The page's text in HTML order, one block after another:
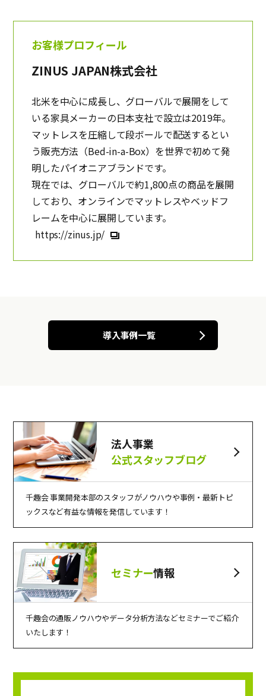
お客様プロフィール
ZINUS JAPAN株式会社
北米を中心に成長し、グローバルで展開をして
いる家具メーカーの日本支社で設立は2019年。
マットレスを圧縮して段ボールで配送するとい
う販売方法（Bed-in-a-Box）を世界で初めて発
明したパイオニアブランドです。
現在では、グローバルで約1,800点の商品を展開
しており、オンラインでマットレスやベッドフ
レームを中心に展開しています。
https://zinus.jp/
導入事例一覧
法人事業
公式スタッフブログ
千趣会 事業開発本部のスタッフがノウハウや事例・最新トピ
ックスなど有益な情報を発信しています！
セミナー情報
千趣会の通販ノウハウやデータ分析方法などセミナーでご紹介
いたします！